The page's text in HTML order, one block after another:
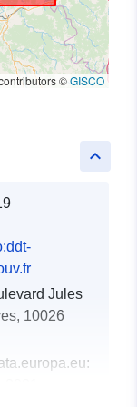
©GISCO
keyboard_arrow_up
Jules
10026